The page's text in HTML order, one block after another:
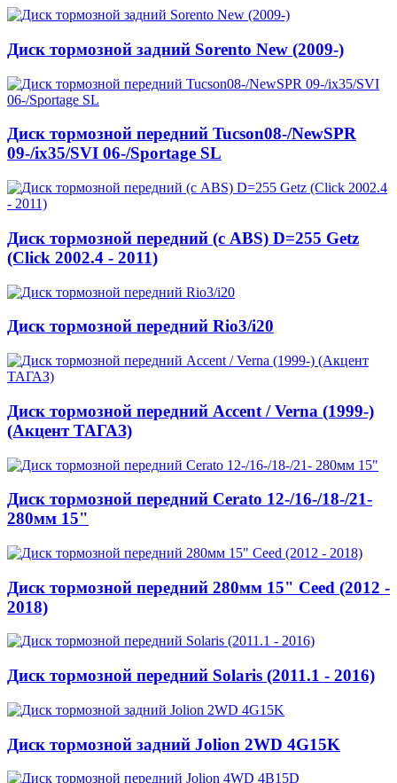
Диск тормозной задний Sorento New (2009-)
Диск тормозной передний Tucson08-/NewSPR
09-/ix35/SVI 06-/Sportage SL
Диск тормозной передний (с ABS) D=255 Getz
(Click 2002.4 - 2011)
Диск тормозной передний Rio3/i20
Диск тормозной передний Accent / Verna (1999-)
(Акцент ТАГАЗ)
Диск тормозной передний Cerato 12-/16-/18-/21-
280мм 15"
Диск тормозной передний 280мм 15" Ceed (2012 -
2018)
Диск тормозной передний Solaris (2011.1 - 2016)
Диск тормозной задний Jolion 2WD 4G15K